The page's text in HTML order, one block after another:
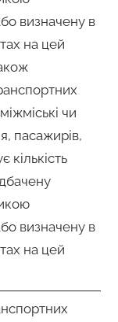
визначену в
на цей
чи
пасажирів,
кількість
визначену в
на цей